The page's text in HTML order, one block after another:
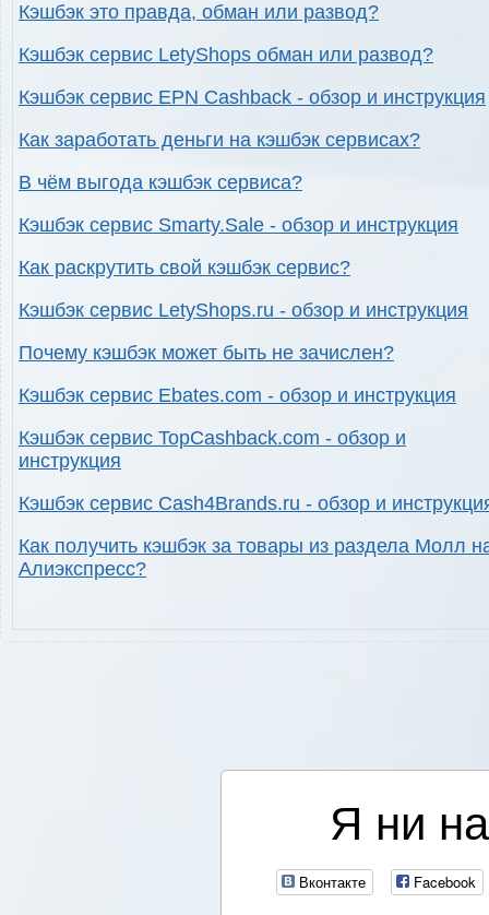
Кэшбэк это правда, обман или развод?
Кэшбэк сервис LetyShops обман или развод?
Кэшбэк сервис EPN Cashback - обзор и инструкция
Как заработать деньги на кэшбэк сервисах?
В чём выгода кэшбэк сервиса?
Кэшбэк сервис Smarty.Sale - обзор и инструкция
Как раскрутить свой кэшбэк сервис?
Кэшбэк сервис LetyShops.ru - обзор и инструкция
Почему кэшбэк может быть не зачислен?
Кэшбэк сервис Ebates.com - обзор и инструкция
Кэшбэк сервис TopCashback.com - обзор и
инструкция
Кэшбэк сервис Cash4Brands.ru - обзор и
Как получить кэшбэк за товары из раздела Молл
Алиэкспресс?
Я ни
Вконтакте Facebook